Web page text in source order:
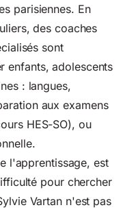
parisiennes. En
des coaches
sont
enfants, adolescents
: langues,
aux examens
HES-SO), ou
l'apprentissage, est
pour chercher
Vartan n'est pas